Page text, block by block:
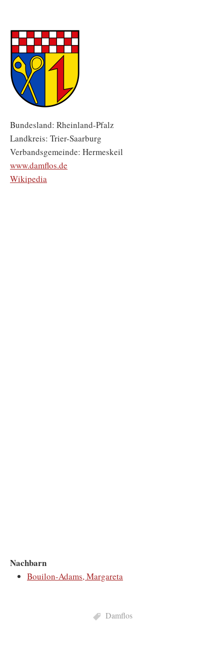
Bundesland: Rheinland-Pfalz
Landkreis: Trier-Saarburg
Verbandsgemeinde: Hermeskeil
www.damflos.de
Wikipedia
Nachbarn
Bouilon-Adams, Margareta
Damflos